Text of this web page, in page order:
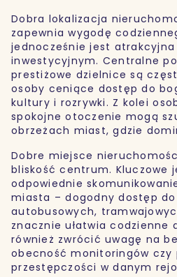
Dobra lokalizacja
zapewnia wygodę
jednocześnie jest
inwestycyjnym. Centralne
prestiżowe dzielnice są
osoby ceniące dostęp do
kultury i rozrywki. Z kolei
spokojne otoczenie mogą
obrzeżach miast, gdzie
Dobre miejsce
bliskość centrum. Kluczowe
odpowiednie
miasta – dogodny dostęp
autobusowych,
znacznie ułatwia codzienne
również zwrócić uwagę na
obecność monitoringów czy
przestępczości w danym